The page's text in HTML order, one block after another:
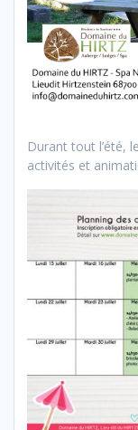
Durant tout l’été,
activités et